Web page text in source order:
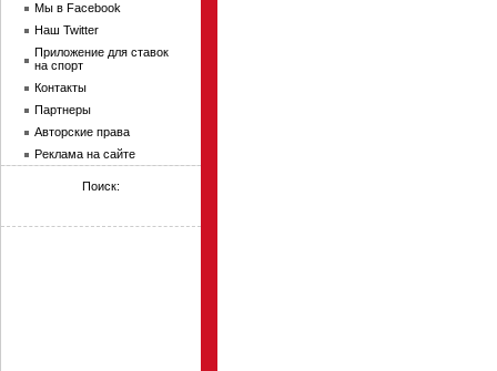
Мы в Facebook
Наш Twitter
Приложение для ставок
на спорт
Контакты
Партнеры
Авторские права
Реклама на сайте
Поиск: